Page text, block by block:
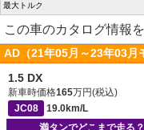
最大トルク
この車のカタログ情報
AD（21年05月～23年03月
1.5 DX
新車時価格165万円(税込)
JC08
19.0km/L